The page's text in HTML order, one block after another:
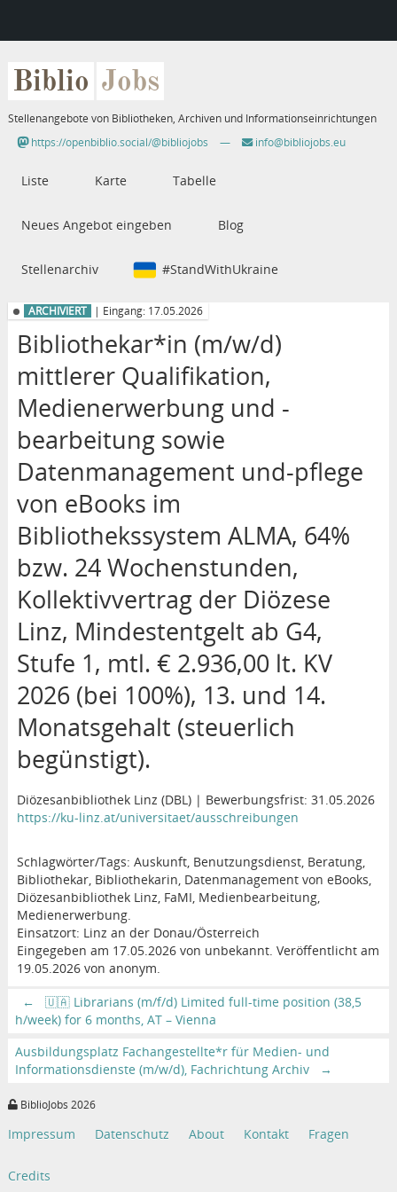
Biblio Jobs
Stellenangebote von Bibliotheken, Archiven und Informationseinrichtungen
https://openbiblio.social/@bibliojobs
— info@bibliojobs.eu
Liste Karte Tabelle
Neues Angebot eingeben Blog
Stellenarchiv #StandWithUkraine
ARCHIVIERT | Eingang: 17.05.2026
Bibliothekar*in (m/w/d)
mittlerer Qualifikation,
Medienerwerbung und -
bearbeitung sowie
Datenmanagement und-pflege
von eBooks im
Bibliothekssystem ALMA, 64%
bzw. 24 Wochenstunden,
Kollektivvertrag der Diözese
Linz, Mindestentgelt ab G4,
Stufe 1, mtl. € 2.936,00 lt. KV
2026 (bei 100%), 13. und 14.
Monatsgehalt (steuerlich
begünstigt).
Diözesanbibliothek Linz (DBL) | Bewerbungsfrist: 31.05.2026
https://ku-linz.at/universitaet/ausschreibungen
Schlagwörter/Tags: Auskunft, Benutzungsdienst, Beratung,
Bibliothekar, Bibliothekarin, Datenmanagement von eBooks,
Diözesanbibliothek Linz, FaMI, Medienbearbeitung,
Medienerwerbung.
Einsatzort: Linz an der Donau/Österreich
Eingegeben am 17.05.2026 von unbekannt. Veröffentlicht am
19.05.2026 von anonym.
←
🇺🇦 Librarians (m/f/d) Limited full-time position (38,5
h/week) for 6 months, AT – Vienna
Ausbildungsplatz Fachangestellte*r für Medien- und
Informationsdienste (m/w/d), Fachrichtung Archiv
→
BiblioJobs 2026
Impressum Datenschutz About Kontakt Fragen
Credits